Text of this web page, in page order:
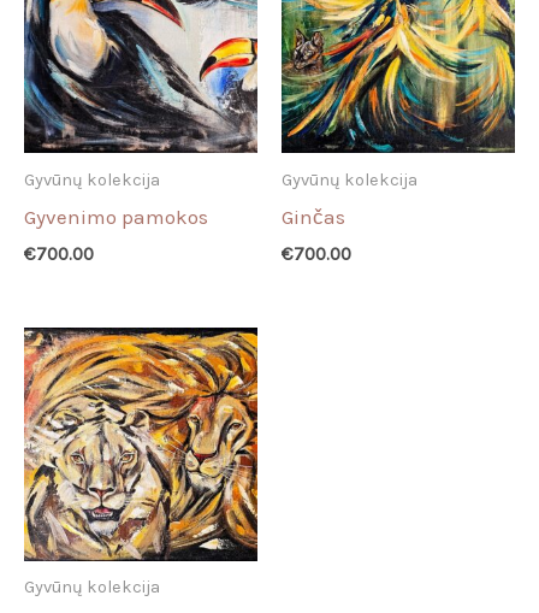
Gyvūnų kolekcija
Gyvenimo pamokos
€700.00
Gyvūnų kolekcija
Ginčas
€700.00
Gyvūnų kolekcija